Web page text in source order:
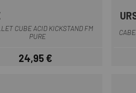
CUBE ACID KICKSTAND FM
PURE
Preu
24,95 €